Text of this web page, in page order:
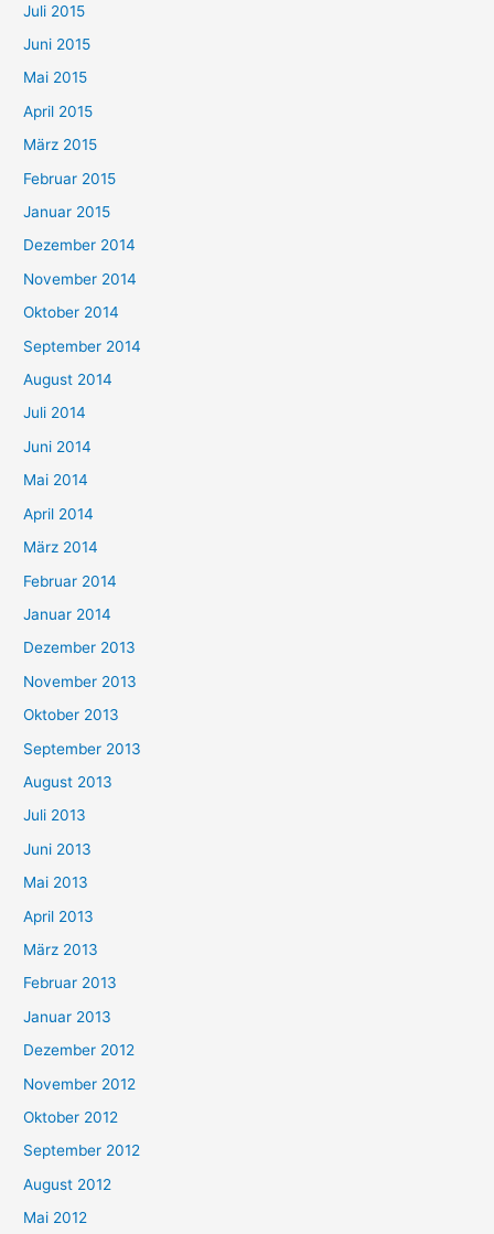
Juli 2015
Juni 2015
Mai 2015
April 2015
März 2015
Februar 2015
Januar 2015
Dezember 2014
November 2014
Oktober 2014
September 2014
August 2014
Juli 2014
Juni 2014
Mai 2014
April 2014
März 2014
Februar 2014
Januar 2014
Dezember 2013
November 2013
Oktober 2013
September 2013
August 2013
Juli 2013
Juni 2013
Mai 2013
April 2013
März 2013
Februar 2013
Januar 2013
Dezember 2012
November 2012
Oktober 2012
September 2012
August 2012
Mai 2012